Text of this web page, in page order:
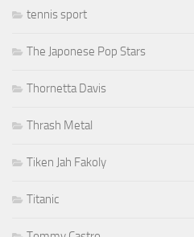
tennis sport
The Japonese Pop Stars
Thornetta Davis
Thrash Metal
Tiken Jah Fakoly
Titanic